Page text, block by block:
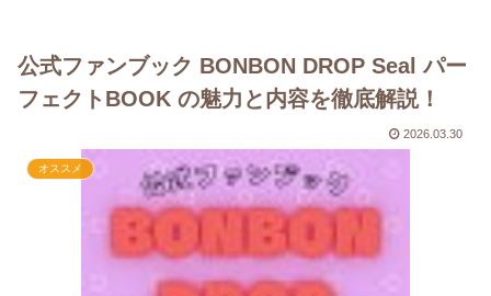
公式ファンブック BONBON DROP Seal パー
フェクトBOOK の魅力と内容を徹底解説！
2026.03.30
オススメ